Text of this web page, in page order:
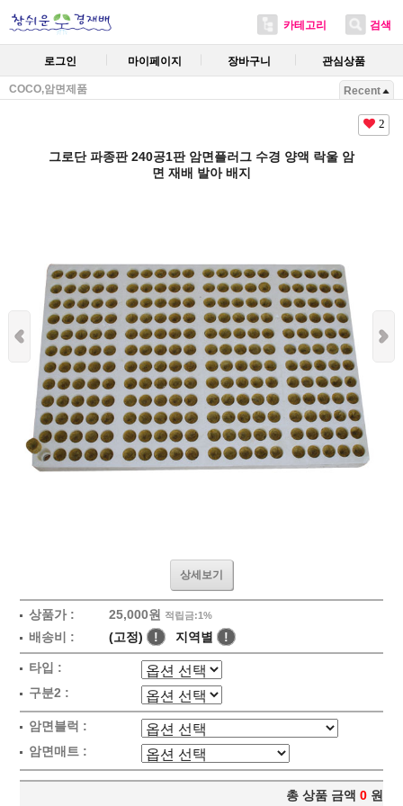
카테고리 검색
로그인 마이페이지 장바구니 관심상품
COCO,암면제품 Recent
2
그로단 파종판 240공1판 암면플러그 수경 양액 락울 암
면 재배 발아 배지
상세보기
상품가 : 25,000원 적립금:1%
배송비 : (고정) ! 지역별 !
타입 :
구분2 :
암면블럭 :
암면매트 :
총 상품 금액 0 원